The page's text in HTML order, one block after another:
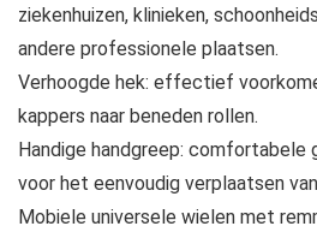
ziekenhuizen, klinieken,
andere professionele plaatsen.
Verhoogde hek: effectief
kappers naar beneden rollen.
Handige handgreep: comfortabele
voor het eenvoudig verplaatsen
Mobiele universele wielen met